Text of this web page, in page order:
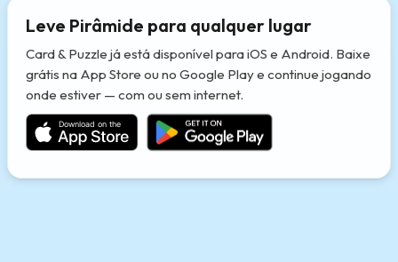
Leve Pirâmide para qualquer lugar
Card & Puzzle já está disponível para iOS e Android. Baixe
grátis na App Store ou no Google Play e continue jogando
onde estiver — com ou sem internet.